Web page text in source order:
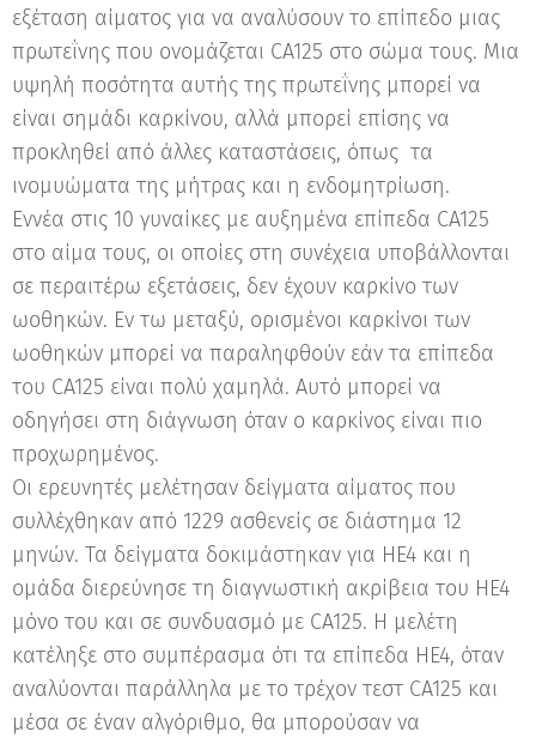
εξέταση αίματος για να αναλύσουν το επίπεδο μιας
πρωτεΐνης που ονομάζεται CA125 στο σώμα τους. Μια
υψηλή ποσότητα αυτής της πρωτεΐνης μπορεί να
είναι σημάδι καρκίνου, αλλά μπορεί επίσης να
προκληθεί από άλλες καταστάσεις, όπως τα
ινομυώματα της μήτρας και η ενδομητρίωση.
Εννέα στις 10 γυναίκες με αυξημένα επίπεδα CA125
στο αίμα τους, οι οποίες στη συνέχεια υποβάλλονται
σε περαιτέρω εξετάσεις, δεν έχουν καρκίνο των
ωοθηκών. Εν τω μεταξύ, ορισμένοι καρκίνοι των
ωοθηκών μπορεί να παραληφθούν εάν τα επίπεδα
του CA125 είναι πολύ χαμηλά. Αυτό μπορεί να
οδηγήσει στη διάγνωση όταν ο καρκίνος είναι πιο
προχωρημένος.
Οι ερευνητές μελέτησαν δείγματα αίματος που
συλλέχθηκαν από 1229 ασθενείς σε διάστημα 12
μηνών. Τα δείγματα δοκιμάστηκαν για HE4 και η
ομάδα διερεύνησε τη διαγνωστική ακρίβεια του HE4
μόνο του και σε συνδυασμό με CA125. Η μελέτη
κατέληξε στο συμπέρασμα ότι τα επίπεδα HE4, όταν
αναλύονται παράλληλα με το τρέχον τεστ CA125 και
μέσα σε έναν αλγόριθμο, θα μπορούσαν να